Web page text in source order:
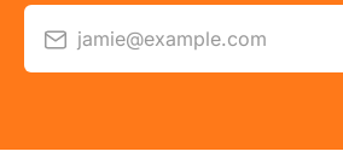
jamie@example.com